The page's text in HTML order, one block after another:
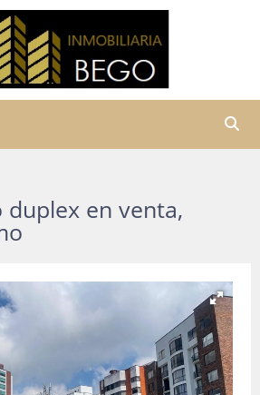
en venta,